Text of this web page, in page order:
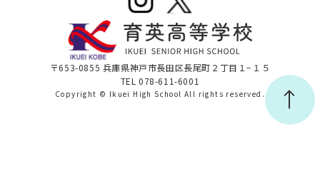
〒653-0855 兵庫県神戸市長田区長尾町２丁目１−１５
TEL 078-611-6001
Copyright © Ikuei High School All rights reserved.